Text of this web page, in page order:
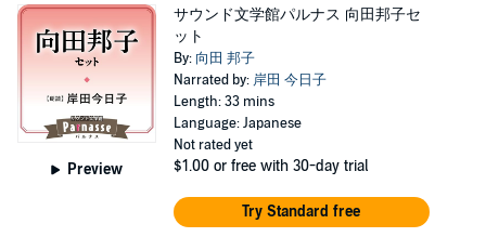
Preview
サウンド文学館パルナス 向田邦子セ
ット
By: 向田 邦子
Narrated by: 岸田 今日子
Length: 33 mins
Language: Japanese
Not rated yet
$1.00 or free with 30-day trial
Try Standard free